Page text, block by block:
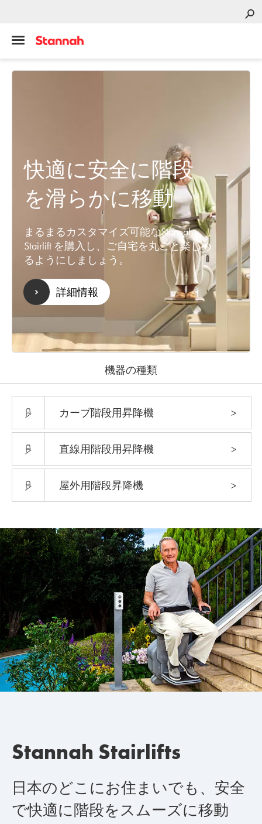
快適に安全に階段
を滑らかに移動
まるまるカスタマイズ可能なStannah
Stairlift を購入し、ご自宅を丸ごと楽しめ
るようにしましょう。
詳細情報
機器の種類
機器の種類
カーブ階段用昇降機
直線用階段用昇降機
屋外用階段昇降機
Stannah Stairlifts
日本のどこにお住まいでも、安全
で快適に階段をスムーズに移動